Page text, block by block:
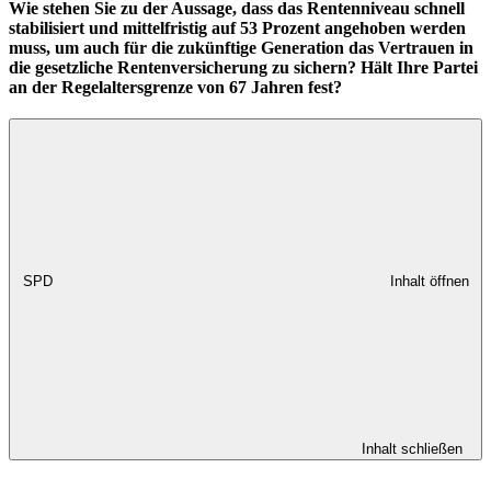
Wie stehen Sie zu der Aussage, dass das Rentenniveau schnell
stabilisiert und mittelfristig auf 53 Prozent angehoben werden
muss, um auch für die zukünftige Generation das Vertrauen in
die gesetzliche Rentenversicherung zu sichern? Hält Ihre Partei
an der Regelaltersgrenze von 67 Jahren fest?
SPD Inhalt öffnen
Inhalt schließen